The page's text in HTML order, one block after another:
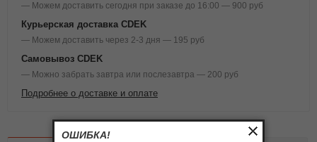
— Можем доставить сегодня при заказе до 16:00 — 900 руб
Курьерская доставка CDEK
— Можем доставить через 2-3 дня — 195 руб
Самовывоз CDEK
— Можно забрать завтра или послезавтра — 200 руб
Подробнее о доставке и оплате
ОШИБКА!